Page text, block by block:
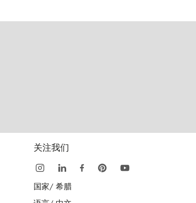
关注我们
国家/ 希腊